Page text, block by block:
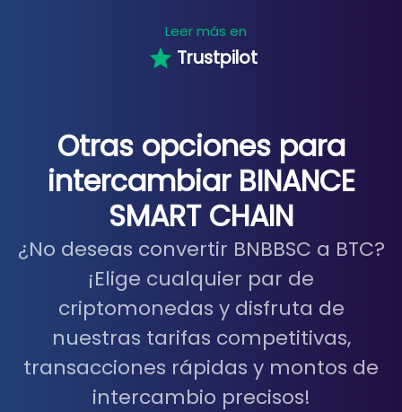
Leer más en
Trustpilot
Otras opciones para
intercambiar BINANCE
SMART CHAIN
¿No deseas convertir BNBBSC a BTC?
¡Elige cualquier par de
criptomonedas y disfruta de
nuestras tarifas competitivas,
transacciones rápidas y montos de
intercambio precisos!